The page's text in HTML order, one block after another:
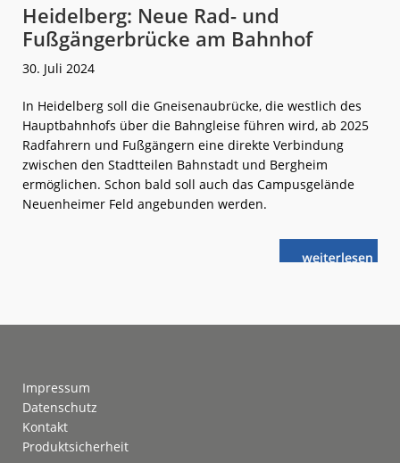
Heidelberg: Neue Rad- und
Fußgängerbrücke am Bahnhof
30. Juli 2024
In Heidelberg soll die Gneisenaubrücke, die westlich des
Hauptbahnhofs über die Bahngleise führen wird, ab 2025
Radfahrern und Fußgängern eine direkte Verbindung
zwischen den Stadtteilen Bahnstadt und Bergheim
ermöglichen. Schon bald soll auch das Campusgelände
Neuenheimer Feld angebunden werden.
weiterlese
nHeidelberg:
Impressum
Datenschutz
Kontakt
Produktsicherheit